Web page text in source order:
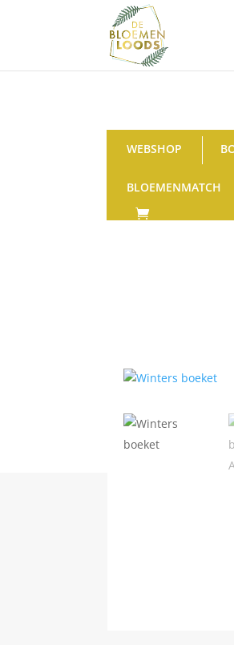
WEBSHOP
BLOEMENMATCH